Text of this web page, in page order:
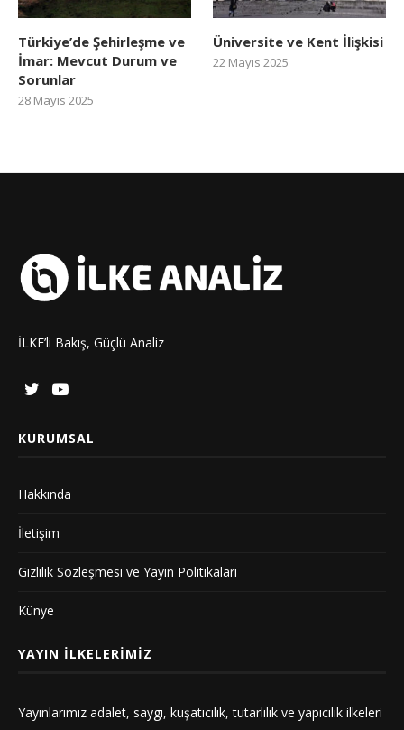
Türkiye’de Şehirleşme ve
İmar: Mevcut Durum ve
Sorunlar
28 Mayıs 2025
Üniversite ve Kent İlişkisi
22 Mayıs 2025
İLKE’li Bakış, Güçlü Analiz
KURUMSAL
Hakkında
İletişim
Gizlilik Sözleşmesi ve Yayın Politikaları
Künye
YAYIN İLKELERIMIZ
Yayınlarımız adalet, saygı, kuşatıcılık, tutarlılık ve yapıcılık ilkeleri